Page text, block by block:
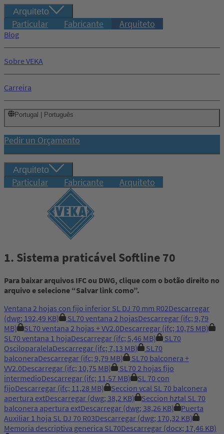
Arquiteto
Particular Fabricante Arquiteto
Blog
Sobre VEKA
Carreira
Portugal | Português
Pedir un Orçamento
Arquiteto
Particular Fabricante Arquiteto
1. Sistema praticável Softline 70
Para baixar arquivos IFC ou DWG, clique com o botão direito no
arquivo e selecione “Salvar link como”.
Ventana 2 hojas con fijo inferior SL DJ 70 mm R02Descarregar
(dwg; 192,49 KB)
SL70 ventana 2 hojasDescarregar (ifc; 9,79
MB)
SL70 ventana 2 hojas + VV2.0Descarregar (ifc; 10,75 MB)
SL70 ventana 1 hojaDescarregar (ifc; 5,46 MB)
SL70
OsciloparalelaDescarregar (ifc; 7,13 MB)
SL70
balconeraDescarregar (ifc; 9,79 MB)
SL70 balconera +
VV2.0Descarregar (ifc; 10,75 MB)
SL70 2 hojas fijo
intermedioDescarregar (ifc; 11,57 MB)
SL 70 con
fijoDescarregar (ifc; 11,28 MB)
Seccion vcal SL 70 balconera
apertura extDescarregar (dwg; 38,2 KB)
Seccion hztal SL 70
balconera apertura extDescarregar (dwg; 38,26 KB)
Puerta
Auxiliar 1 hoja SL DJ 70 R03Descarregar (dwg; 170,32 KB)
Memoria descriptiva generica SL70Descarregar (docx; 17,46 KB)